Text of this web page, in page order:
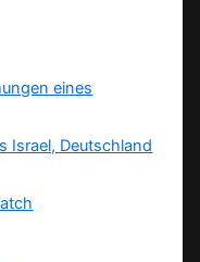
eines
Israel, Deutschland